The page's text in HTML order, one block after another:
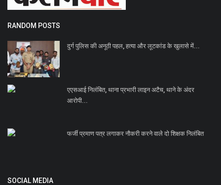
RANDOM POSTS
दुर्ग पुलिस की अनूठी पहल, हत्या और लूटकांड के खुलासे में...
एएसआई निलंबित, थाना प्रभारी लाइन अटैच, थाने के अंदर
आरोपी...
फर्जी प्रमाण पत्र लगाकर नौकरी करने वाले दो शिक्षक निलंबित
SOCIAL MEDIA